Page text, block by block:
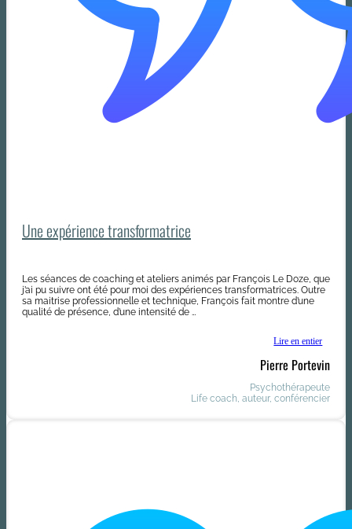
Une expérience transformatrice
Les séances de coaching et ateliers animés par François Le Doze, que
j’ai pu suivre ont été pour moi des expériences transformatrices. Outre
sa maitrise professionnelle et technique, François fait montre d’une
qualité de présence, d’une intensité de …
Lire en entier
Pierre Portevin
Psychothérapeute
Life coach, auteur, conférencier